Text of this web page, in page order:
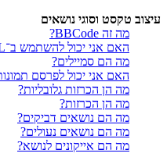
עיצוב טקסט וסוגי נושאים
מה זה BBCode?
האם אני יכול להשתמש ב־HTML?
מה הם סמיילים?
האם אני יכול לפרסם
מה הן הכרזות גלובליות?
מה הן הכרזות?
מה הם נושאים דביקים?
מה הם נושאים נעולים?
מה הם אייקונים לנושא?